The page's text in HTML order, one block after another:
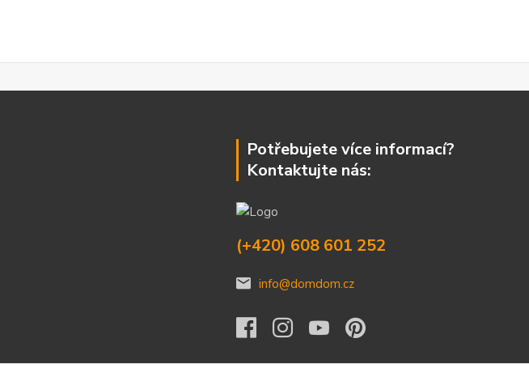
Potřebujete více informací?
Kontaktujte nás:
(+420) 608 601 252
info@domdom.cz